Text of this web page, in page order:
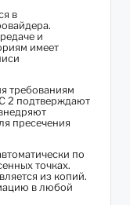
в
и
имеет
требованиям
2 подтверждают
пресечения
по
точках.
из копий.
в любой